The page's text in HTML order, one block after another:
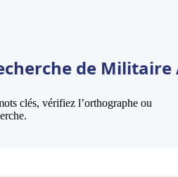
de Militaire
clés, vérifiez l’orthographe ou